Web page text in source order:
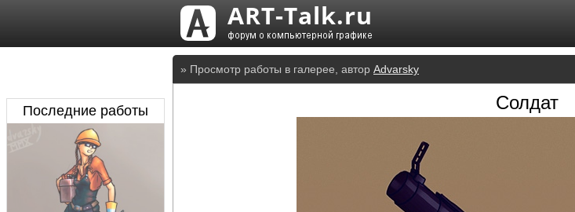
» Просмотр работы в галерее, автор Advarsky
Солдат
Последние работы